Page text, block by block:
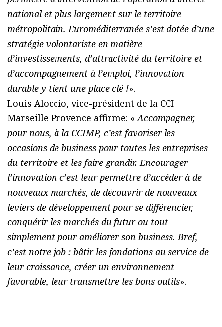
national et plus largement sur le territoire
métropolitain. Euroméditerranée s’est dotée d’une
stratégie volontariste en matière
d’investissements, d’attractivité du territoire et
d’accompagnement à l’emploi, l’innovation
durable y tient une place clé !».
Louis Aloccio, vice-président de la CCI
Marseille Provence affirme: «Accompagner,
pour nous, à la CCIMP, c’est favoriser les
occasions de business pour toutes les entreprises
du territoire et les faire grandir. Encourager
l’innovation c’est leur permettre d’accéder à de
nouveaux marchés, de découvrir de nouveaux
leviers de développement pour se différencier,
conquérir les marchés du futur ou tout
simplement pour améliorer son business. Bref,
c’est notre job : bâtir les fondations au service de
leur croissance, créer un environnement
favorable, leur transmettre les bons outils».